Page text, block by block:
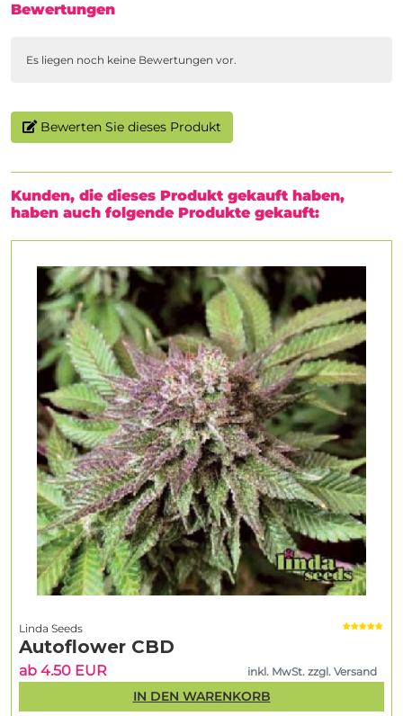
Bewertungen
Es liegen noch keine Bewertungen vor.
Bewerten Sie dieses Produkt
Kunden, die dieses Produkt gekauft haben,
haben auch folgende Produkte gekauft:
Linda Seeds
Autoflower CBD
ab 4.50 EUR inkl. MwSt. zzgl. Versand
IN DEN WARENKORB